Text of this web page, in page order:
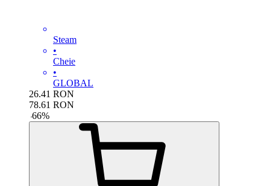
Steam
•
Cheie
•
GLOBAL
26.41 RON
78.61 RON
-66%